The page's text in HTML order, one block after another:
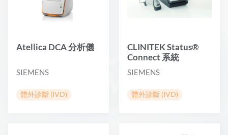
Atellica DCA 分析儀
SIEMENS
體外診斷 (IVD)
CLINITEK Status®
Connect 系統
SIEMENS
體外診斷 (IVD)